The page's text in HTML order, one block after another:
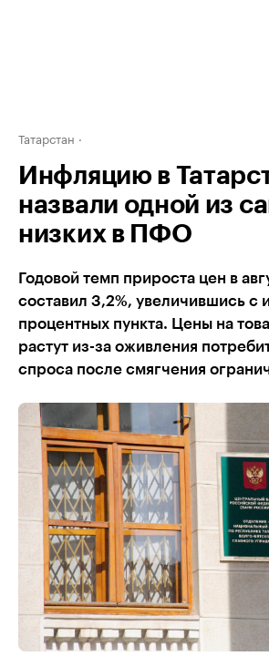
Татарстан
Инфляцию в
назвали одной из
низких в ПФО
Годовой темп прироста цен в
составил 3,2%, увеличившись с
процентных пункта. Цены на
растут из-за оживления
спроса после смягчения